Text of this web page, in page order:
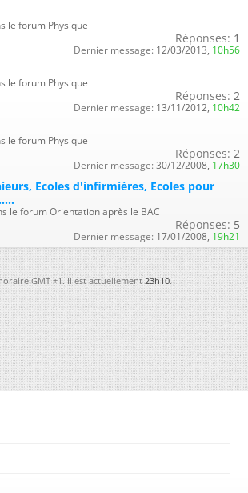
le forum Physique
Réponses: 1
Dernier message: 12/03/2013, 10h56
le forum Physique
Réponses: 2
Dernier message: 13/11/2012, 10h42
le forum Physique
Réponses: 2
Dernier message: 30/12/2008, 17h30
Ecoles d'infirmières, Ecoles pour
le forum Orientation après le BAC
Réponses: 5
Dernier message: 17/01/2008, 19h21
GMT +1. Il est actuellement23h10.